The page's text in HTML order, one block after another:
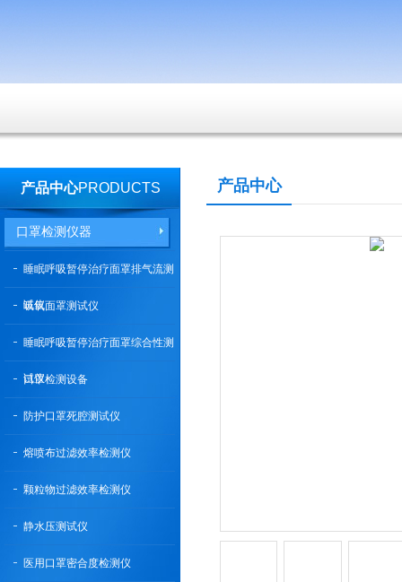
产品中心PRODUCTS
口罩检测仪器
睡眠呼吸暂停治疗面罩排气流测
试仪
吸氧面罩测试仪
睡眠呼吸暂停治疗面罩综合性测
试仪
口罩检测设备
防护口罩死腔测试仪
熔喷布过滤效率检测仪
颗粒物过滤效率检测仪
静水压测试仪
医用口罩密合度检测仪
产品中心